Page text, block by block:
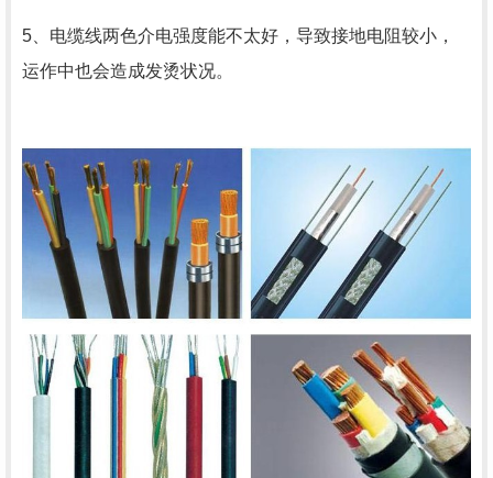
5、电缆线两色介电强度能不太好，导致接地电阻较小，
运作中也会造成发烫状况。